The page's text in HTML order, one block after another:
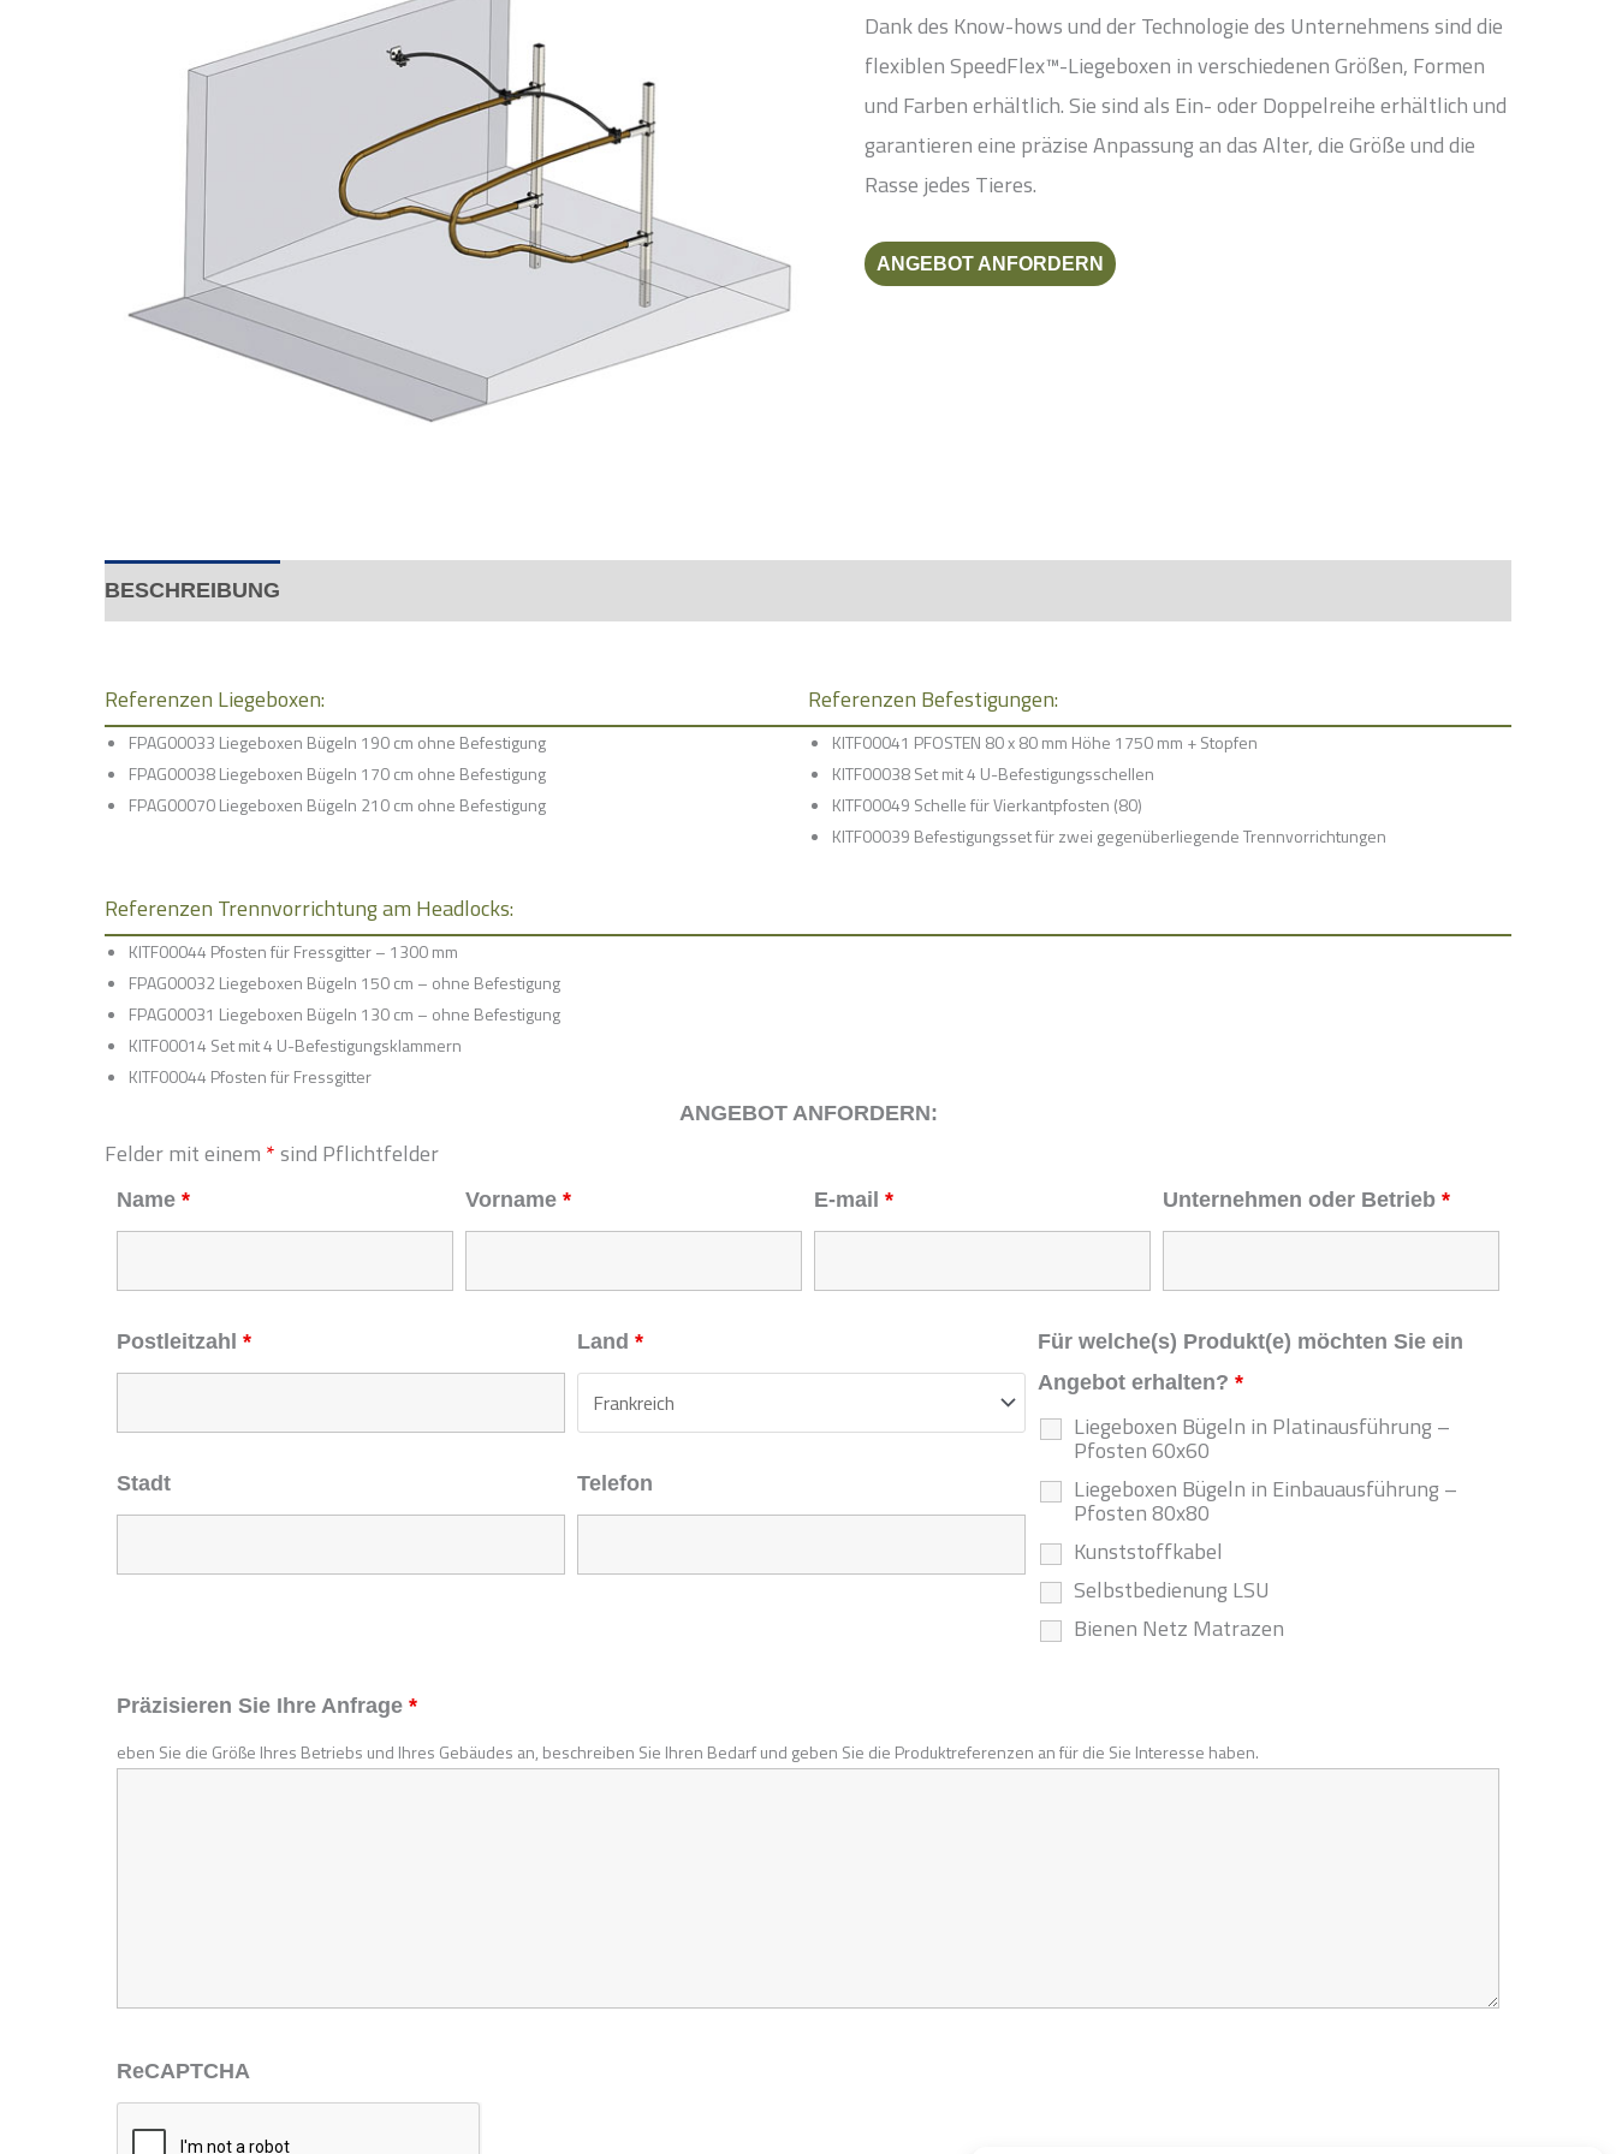
Dank des Know-hows und der Technologie des Unternehmens sind die
flexiblen SpeedFlex™-Liegeboxen in verschiedenen Größen, Formen
und Farben erhältlich. Sie sind als Ein- oder Doppelreihe erhältlich und
garantieren eine präzise Anpassung an das Alter, die Größe und die
Rasse jedes Tieres.
ANGEBOT ANFORDERN
BESCHREIBUNG
Referenzen Liegeboxen:
FPAG00033 Liegeboxen Bügeln 190 cm ohne Befestigung
FPAG00038 Liegeboxen Bügeln 170 cm ohne Befestigung
FPAG00070 Liegeboxen Bügeln 210 cm ohne Befestigung
Referenzen Befestigungen:
KITF00041 PFOSTEN 80 x 80 mm Höhe 1750 mm + Stopfen
KITF00038 Set mit 4 U-Befestigungsschellen
KITF00049 Schelle für Vierkantpfosten (80)
KITF00039 Befestigungsset für zwei gegenüberliegende Trennvorrichtungen
Referenzen Trennvorrichtung am Headlocks:
KITF00044 Pfosten für Fressgitter – 1300 mm
FPAG00032 Liegeboxen Bügeln 150 cm – ohne Befestigung
FPAG00031 Liegeboxen Bügeln 130 cm – ohne Befestigung
KITF00014 Set mit 4 U-Befestigungsklammern
KITF00044 Pfosten für Fressgitter
ANGEBOT ANFORDERN:
Felder mit einem *sind Pflichtfelder
Name * Vorname * E-mail * Unternehmen oder Betrieb *
Postleitzahl *
Stadt
Land *
Telefon
Für welche(s) Produkt(e) möchten Sie ein
Angebot erhalten? *
Liegeboxen Bügeln in Platinausführung –
Pfosten 60x60
Liegeboxen Bügeln in Einbauausführung –
Pfosten 80x80
Kunststoffkabel
Selbstbedienung LSU
Bienen Netz Matrazen
Präzisieren Sie Ihre Anfrage *
eben Sie die Größe Ihres Betriebs und Ihres Gebäudes an, beschreiben Sie Ihren Bedarf und geben Sie die Produktreferenzen an für die Sie Interesse haben.
ReCAPTCHA